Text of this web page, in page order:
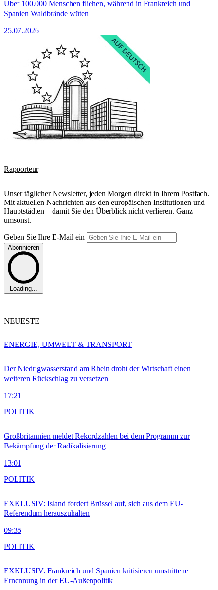
Über 100.000 Menschen fliehen, während in Frankreich und
Spanien Waldbrände wüten
25.07.2026
Rapporteur
Unser täglicher Newsletter, jeden Morgen direkt in Ihrem Postfach.
Mit aktuellen Nachrichten aus den europäischen Institutionen und
Hauptstädten – damit Sie den Überblick nicht verlieren. Ganz
umsonst.
Geben Sie Ihre E-Mail ein
Abonnieren
Loading...
NEUESTE
Der Niedrigwasserstand am Rhein droht der Wirtschaft einen
weiteren Rückschlag zu versetzen
17:21
ENERGIE, UMWELT & TRANSPORT
Großbritannien meldet Rekordzahlen bei dem Programm zur
Bekämpfung der Radikalisierung
13:01
POLITIK
EXKLUSIV: Island fordert Brüssel auf, sich aus dem EU-
Referendum herauszuhalten
09:35
POLITIK
EXKLUSIV: Frankreich und Spanien kritisieren umstrittene
Ernennung in der EU-Außenpolitik
POLITIK